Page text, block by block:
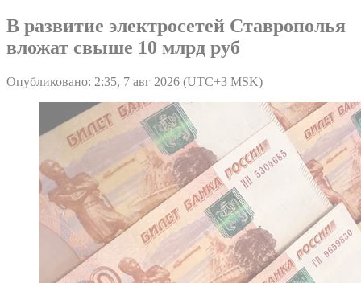
В развитие электросетей Ставрополья
вложат свыше 10 млрд руб
Опубликовано: 2:35, 7 авг 2026 (UTC+3 MSK)